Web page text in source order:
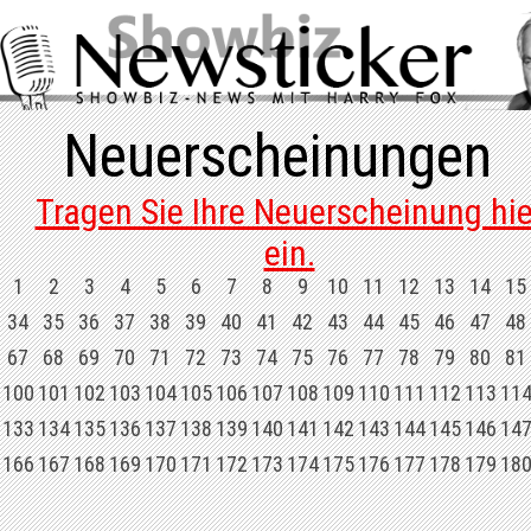
Neuerscheinungen
Tragen Sie Ihre Neuerscheinung
ein.
1 2 3 4 5 6 7 8 9 10 11 12 13 14 15
34 35 36 37 38 39 40 41 42 43 44 45 46 47 48
67 68 69 70 71 72 73 74 75 76 77 78 79 80 81
100101102103104105106107108109110111112113114
133134135136137138139140141142143144145146147
166167168169170171172173174175176177178179180